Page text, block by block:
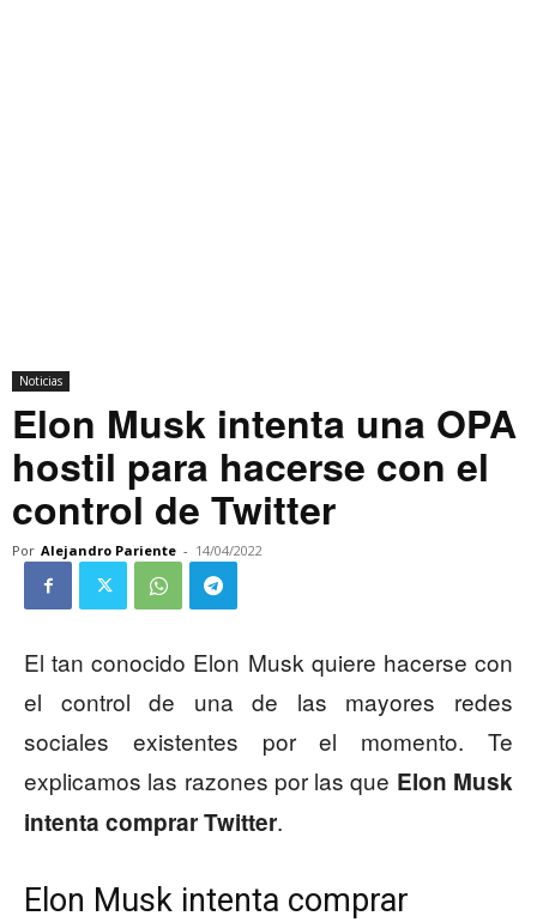
Noticias
Elon Musk intenta una OPA
hostil para hacerse con el
control de Twitter
Por Alejandro Pariente - 14/04/2022
El tan conocido Elon Musk quiere hacerse con
el control de una de las mayores redes
sociales existentes por el momento. Te
explicamos las razones por las que Elon Musk
intenta comprar Twitter.
Elon Musk intenta comprar